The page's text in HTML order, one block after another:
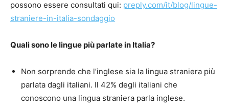
possono essere consultati qui: preply.com/it/blog/lingue-
straniere-in-italia-sondaggio
Quali sono le lingue più parlate in Italia?
Non sorprende che l’inglese sia la lingua straniera più
parlata dagli italiani. Il 42% degli italiani che
conoscono una lingua straniera parla inglese.